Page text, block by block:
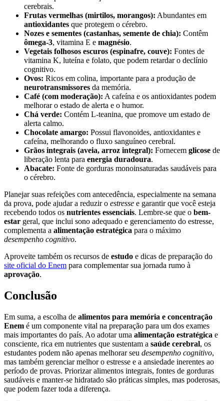
cerebrais.
Frutas vermelhas (mirtilos, morangos): Abundantes em
antioxidantes que protegem o cérebro.
Nozes e sementes (castanhas, semente de chia): Contêm
ômega-3, vitamina E e magnésio.
Vegetais folhosos escuros (espinafre, couve): Fontes de
vitamina K, luteína e folato, que podem retardar o declínio
cognitivo.
Ovos: Ricos em colina, importante para a produção de
neurotransmissores da memória.
Café (com moderação): A cafeína e os antioxidantes podem
melhorar o estado de alerta e o humor.
Chá verde: Contém L-teanina, que promove um estado de
alerta calmo.
Chocolate amargo: Possui flavonoides, antioxidantes e
cafeína, melhorando o fluxo sanguíneo cerebral.
Grãos integrais (aveia, arroz integral): Fornecem glicose de
liberação lenta para energia duradoura.
Abacate: Fonte de gorduras monoinsaturadas saudáveis para
o cérebro.
Planejar suas refeições com antecedência, especialmente na semana
da prova, pode ajudar a reduzir o estresse e garantir que você esteja
recebendo todos os nutrientes essenciais. Lembre-se que o bem-
estar geral, que inclui sono adequado e gerenciamento do estresse,
complementa a alimentação estratégica para o máximo
desempenho cognitivo.
Aproveite também os recursos de estudo e dicas de preparação do
site oficial do Enem para complementar sua jornada rumo à
aprovação.
Conclusão
Em suma, a escolha de alimentos para memória e concentração
Enem é um componente vital na preparação para um dos exames
mais importantes do país. Ao adotar uma alimentação estratégica e
consciente, rica em nutrientes que sustentam a saúde cerebral, os
estudantes podem não apenas melhorar seu desempenho cognitivo,
mas também gerenciar melhor o estresse e a ansiedade inerentes ao
período de provas. Priorizar alimentos integrais, fontes de gorduras
saudáveis e manter-se hidratado são práticas simples, mas poderosas,
que podem fazer toda a diferença.